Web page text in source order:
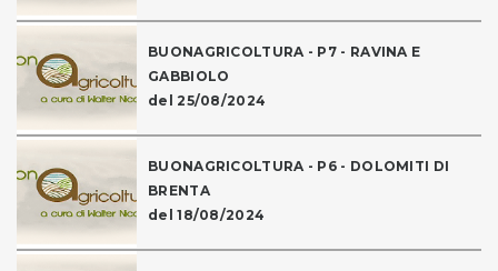
BUONAGRICOLTURA - P7 - RAVINA E
GABBIOLO
del 25/08/2024
BUONAGRICOLTURA - P6 - DOLOMITI DI
BRENTA
del 18/08/2024